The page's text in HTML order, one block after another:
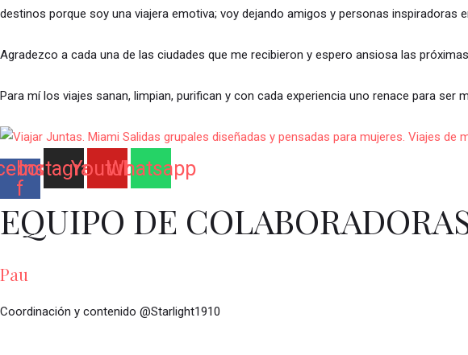
destinos porque soy una viajera emotiva; voy dejando amigos y personas inspiradoras
Agradezco a cada una de las ciudades que me recibieron y espero ansiosa las
Para mí los viajes sanan, limpian, purifican y con cada experiencia uno renace para
f
InstagramYoutubeWhatsapp
EQUIPO DE
Pau
Coordinación y contenido @Starlight1910